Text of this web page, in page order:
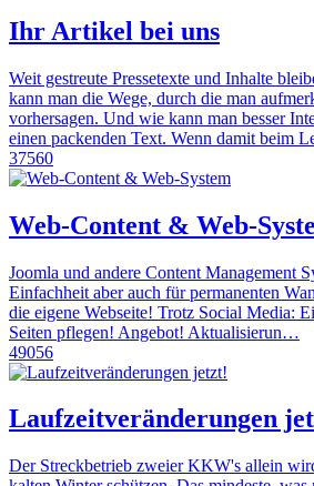
Ihr Artikel bei uns
Weit gestreute Pressetexte und Inhalte
kann man die Wege, durch die man
vorhersagen. Und wie kann man besser
einen packenden Text. Wenn damit beim
37560
Web-Content & Web-
Joomla und andere Content Management
Einfachheit aber auch für permanenten
die eigene Webseite! Trotz Social Media:
Seiten pflegen! Angebot! Aktualisierun…
49056
Laufzeitveränderungen
Der Streckbetrieb zweier KKW's allein